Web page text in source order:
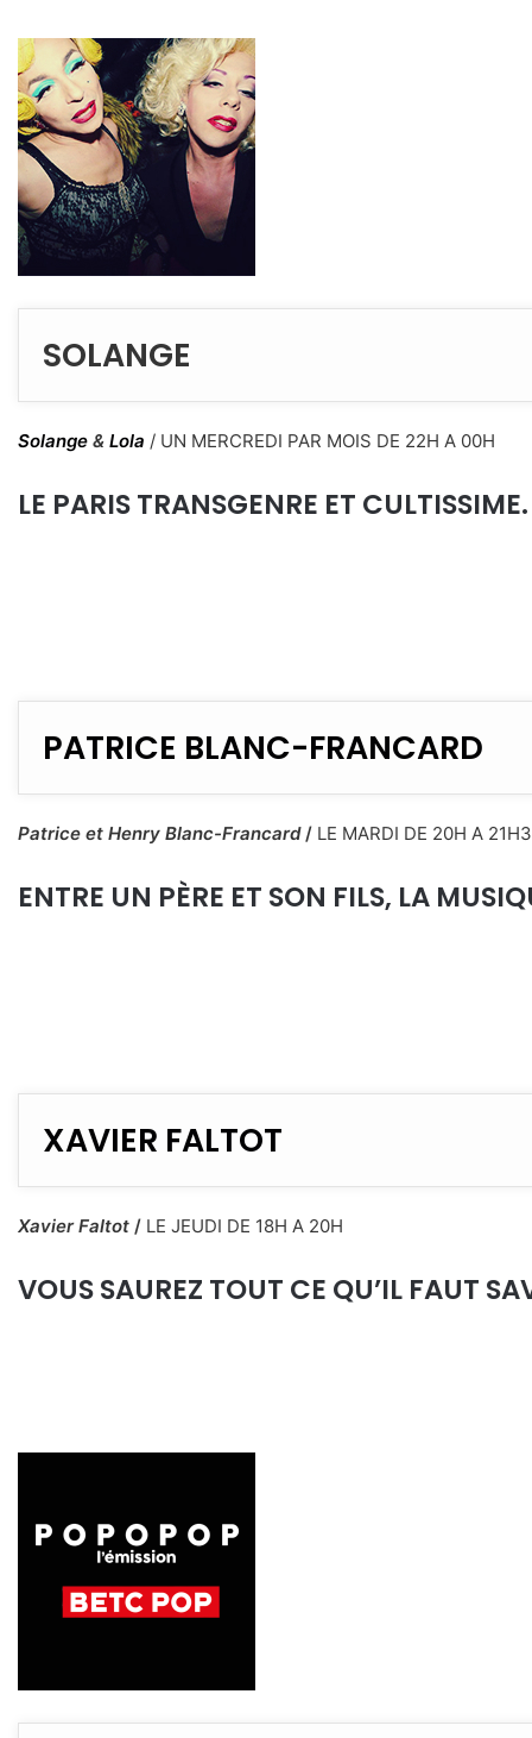
SOLANGE
Solange & Lola / UN MERCREDI PAR MOIS DE 22H A 00H
LE PARIS TRANSGENRE ET CULTISSIME.
PATRICE BLANC-FRANCARD
Patrice et Henry Blanc-Francard/ LE MARDI DE 20H A
ENTRE UN PÈRE ET SON FILS, LA
XAVIER FALTOT
Xavier Faltot / LE JEUDI DE 18H A 20H
VOUS SAUREZ TOUT CE QU’IL FAUT